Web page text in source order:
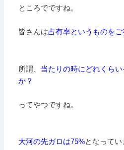
ところでですね。
皆さんは占有率というものを
所謂、 当たりの時にどれくら
か？
ってやつですね。
大河の先ガロは75%となってい